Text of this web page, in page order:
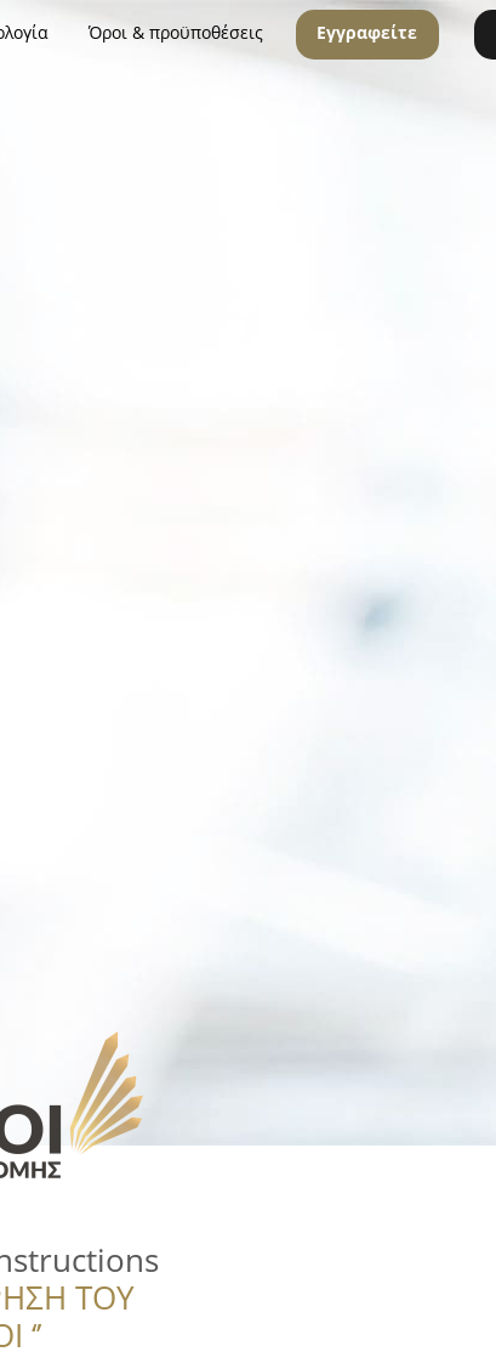
Όροι & προϋποθέσεις Εγγραφείτε
ΤΟΥ
‘’